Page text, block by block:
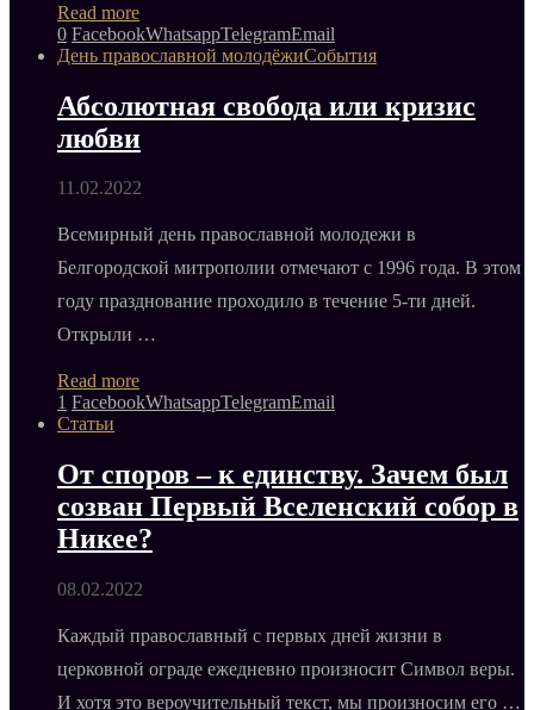
Read more
0 FacebookWhatsappTelegramEmail
День православной молодёжиСобытия
Абсолютная свобода или кризис
любви
11.02.2022
Всемирный день православной молодежи в
Белгородской митрополии отмечают с 1996 года. В этом
году празднование проходило в течение 5-ти дней.
Открыли …
Read more
1 FacebookWhatsappTelegramEmail
Статьи
От споров – к единству. Зачем был
созван Первый Вселенский собор в
Никее?
08.02.2022
Каждый православный с первых дней жизни в
церковной ограде ежедневно произносит Символ веры.
И хотя это вероучительный текст, мы произносим его …